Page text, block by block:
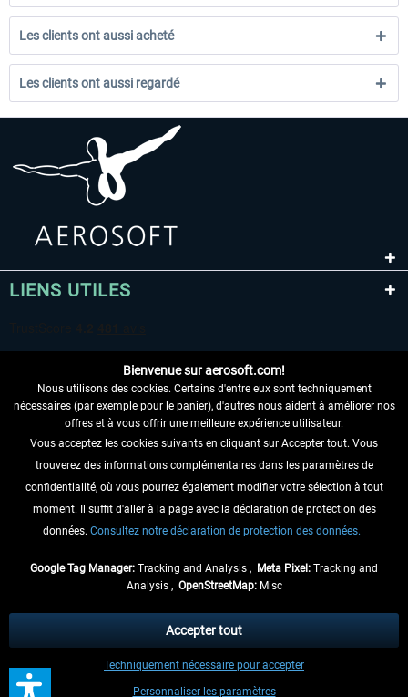
Les clients ont aussi acheté
Les clients ont aussi regardé
LIENS UTILES
RENONCER AU CONTRAT ICI
INFORMATIONS
NE MANQUEZ PAS LES DERNIÈRES
échéant, frais de remboursement, si aucune description contraire.
** S'applique aux envois vers l'Allemagne. Pour les autres pays, veuillez
consulter lesinformations d'expédition.
Bienvenue sur aerosoft.com!
Nous utilisons des cookies. Certains d'entre eux sont techniquement
nécessaires (par exemple pour le panier), d'autres nous aident à améliorer nos
offres et à vous offrir une meilleure expérience utilisateur.
Vous acceptez les cookies suivants en cliquant sur Accepter tout. Vous
trouverez des informations complémentaires dans les paramètres de
confidentialité, où vous pourrez également modifier votre sélection à tout
moment. Il suffit d'aller à la page avec la déclaration de protection des
données. Consultez notre déclaration de protection des données.
Google Tag Manager: Tracking and Analysis , Meta Pixel: Tracking and
Analysis , OpenStreetMap:Misc
Personnaliser les paramètres
Techniquement nécessaire pour accepter
Accepter tout